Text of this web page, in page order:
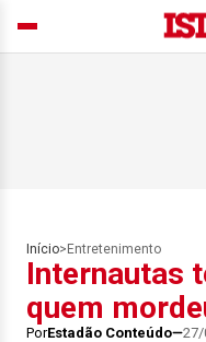
Início> Entretenimento
Internautas
quem
PorEstadão Conteúdo 27/